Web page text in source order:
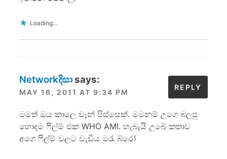
Loading...
Networkදිසාsays:
MAY 16, 2011 AT 9:34 PM
මමත් ඔය කාලෙ චෑන් පිස්සෙක්. මමනම් උගෙ බලපු
හොදම ෆිල්ම් එක WHO AMI. හැබැයි උබේ කතාව
අගෙ ෆිල්ම් වලට වැඩිය මරැ බ්රෝ
REPLY